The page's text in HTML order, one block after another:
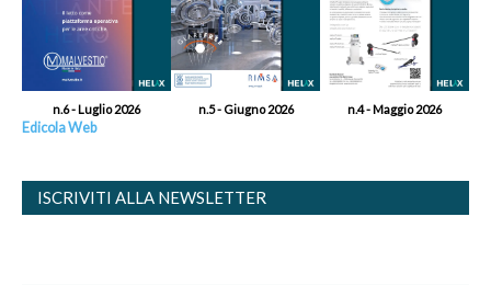
n.6 - Luglio 2026 n.5 - Giugno 2026 n.4 - Maggio 2026
Edicola Web
ISCRIVITI ALLA NEWSLETTER